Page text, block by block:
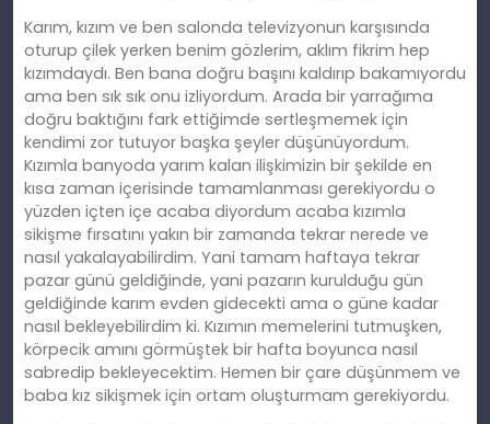
Karım, kızım ve ben salonda televizyonun karşısında
oturup çilek yerken benim gözlerim, aklım fikrim hep
kızımdaydı. Ben bana doğru başını kaldırıp bakamıyordu
ama ben sık sık onu izliyordum. Arada bir yarrağıma
doğru baktığını fark ettiğimde sertleşmemek için
kendimi zor tutuyor başka şeyler düşünüyordum.
Kızımla banyoda yarım kalan ilişkimizin bir şekilde en
kısa zaman içerisinde tamamlanması gerekiyordu o
yüzden içten içe acaba diyordum acaba kızımla
sikişme fırsatını yakın bir zamanda tekrar nerede ve
nasıl yakalayabilirdim. Yani tamam haftaya tekrar
pazar günü geldiğinde, yani pazarın kurulduğu gün
geldiğinde karım evden gidecekti ama o güne kadar
nasıl bekleyebilirdim ki. Kızımın memelerini tutmuşken,
körpecik amını görmüştek bir hafta boyunca nasıl
sabredip bekleyecektim. Hemen bir çare düşünmem ve
baba kız sikişmek için ortam oluşturmam gerekiyordu.